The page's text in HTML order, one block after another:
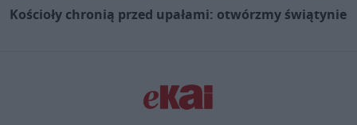
Kościoły chronią przed upałami: otwórzmy świątynie